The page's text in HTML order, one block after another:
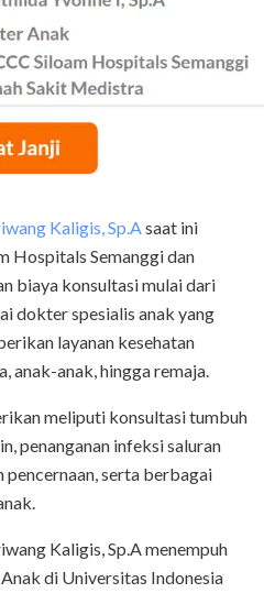
Kaligis, Sp.A saat ini
Hospitals Semanggi dan
biaya konsultasi mulai dari
dokter spesialis anak yang
layanan kesehatan
anak-anak, hingga remaja.
meliputi konsultasi tumbuh
penanganan infeksi saluran
pencernaan, serta berbagai
Kaligis, Sp.A menempuh
di Universitas Indonesia